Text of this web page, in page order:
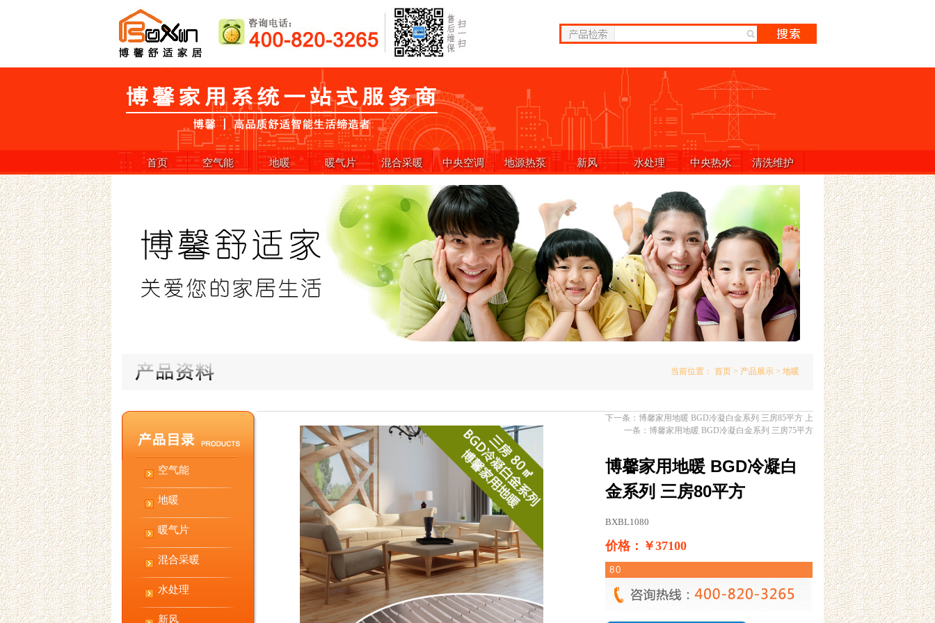
首页 空气能 地暖 暖气片 混合采暖 中央空调 地源热泵 新风 水处理 中央热水 清洗维护
当前位置： 首页 > 产品展示 > 地暖
空气能
地暖
暖气片
混合采暖
水处理
新风
下一条： 博馨家用地暖 BGD冷凝白金系列 三房85平方 上
一条： 博馨家用地暖 BGD冷凝白金系列 三房75平方
博馨家用地暖 BGD冷凝白
金系列 三房80平方
BXBL1080
价格：￥37100
80